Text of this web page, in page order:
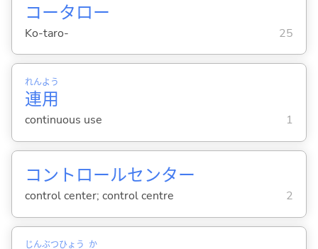
コータロー
Ko-taro- 25
連
れん
用
よう
continuous use 1
コントロールセンター
control center; control centre 2
じんぶつひょう か